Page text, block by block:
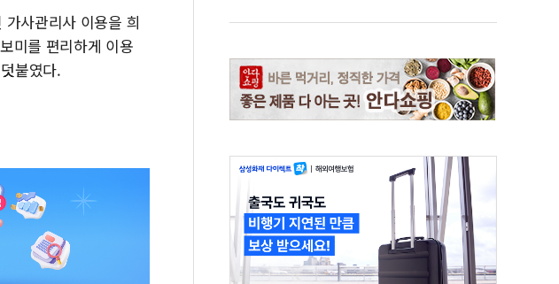
사관리사 이용을 희
미를 편리하게 이용
붙였다.